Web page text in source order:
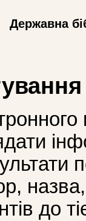
Державна
назва,
до